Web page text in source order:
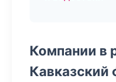
Компании в